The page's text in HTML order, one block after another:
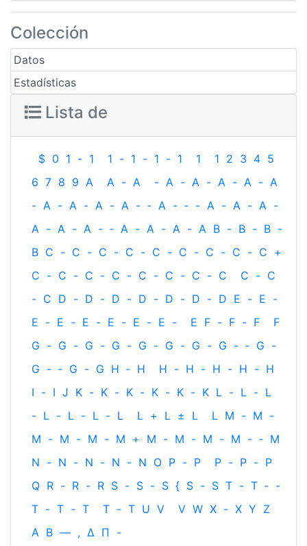
Colección
Datos
Estadísticas
Lista de
$ 0 1 - 1 1 - 1 - 1 - 1 1 1 2 3 4 5
6 7 8 9 A A - A - A - A - A - A - A
- A - A - A - A - ‐ A - ‐ - A - A - A -
A - A - A - ‐ A - A - A - A B - B - B -
B C - C - C - C - C - C - C - C - C +
C - C - C - C - C - C - C - C C - C
- C D - D - D - D - D - D - D E - E -
E - E - E - E - E - E - E F - F - F
F
G - G - G - G - G - G - G - G - ‐ G -
G - ‐ G - G H ‐ H H - H - H - H - H
I - I J K - K - K - K - K - K L - L - L
- L - L - L - L L + L ± L L M - M -
M - M - M - M + M - M - M - M - ‐ M
N - N - N - N - N O P - P P - P - P
Q R - R - R S - S - S { S - S T - T ‐ -
T - T - T T - T U V V W X - X Y Z
Α Β — , Δ Π -